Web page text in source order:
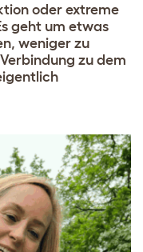
oder extreme
geht um etwas
weniger zu
zu dem